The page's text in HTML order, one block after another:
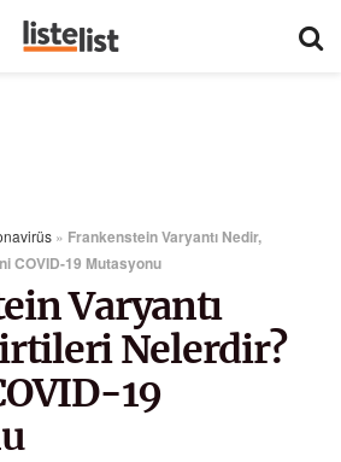
» Frankenstein Varyantı Nedir,
COVID-19 Mutasyonu
Varyantı
Nelerdir?
19